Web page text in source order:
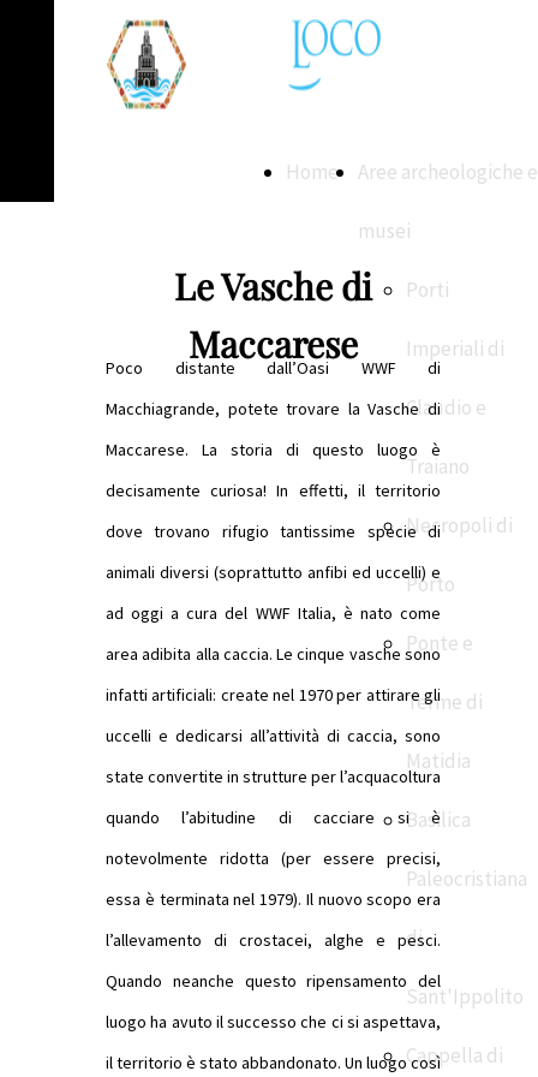
Home Aree archeologiche e
musei
Porti
Imperiali di
Claudio e
Traiano
Necropoli di
Porto
Ponte e
Terme di
Matidia
Basilica
Paleocristiana
di
Sant'Ippolito
Cappella di
Le Vasche di
Maccarese
Poco distante dall’Oasi WWF di
Macchiagrande, potete trovare la Vasche di
Maccarese. La storia di questo luogo è
decisamente curiosa!In effetti, il territorio
dove trovano rifugio tantissime specie di
animali diversi (soprattutto anfibi ed uccelli) e
ad oggi a cura del WWF Italia, è nato come
area adibita alla caccia.Le cinque vasche sono
infatti artificiali: create nel 1970 per attirare gli
uccelli e dedicarsi all’attività di caccia, sono
state convertite in strutture per l’acquacoltura
quando l’abitudine di cacciare si è
notevolmente ridotta (per essere precisi,
essa è terminata nel 1979). Il nuovo scopo era
l’allevamento di crostacei, alghe e pesci.
Quando neanche questo ripensamento del
luogo ha avuto il successo che ci si aspettava,
il territorio è stato abbandonato. Un luogo così